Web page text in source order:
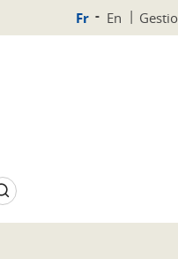
Fr En
Rechercher